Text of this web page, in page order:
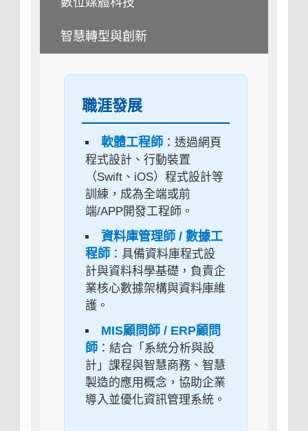
智慧轉型與創新
職涯發展
軟體工程師：透過網頁
程式設計、行動裝置
（Swift、iOS）程式設計等
訓練，成為全端或前
端/APP開發工程師。
資料庫管理師 / 數據工
程師：具備資料庫程式設
計與資料科學基礎，負責企
業核心數據架構與資料庫維
護。
MIS顧問師 / ERP顧問
師：結合「系統分析與設
計」課程與智慧商務、智慧
製造的應用概念，協助企業
導入並優化資訊管理系統。